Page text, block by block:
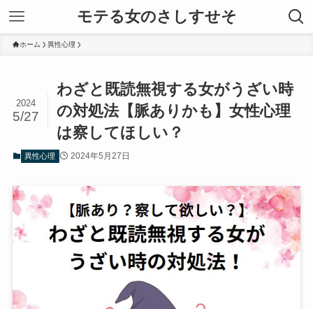
モテる女のさしすせそ
ホーム 異性心理
わざと既読無視する女がうざい時
の対処法【脈ありかも】女性心理
は察してほしい？
2024
5/27
異性心理 2024年5月27日